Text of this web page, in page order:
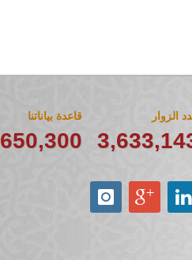
الزوار قاعدة بياناتنا
650,300